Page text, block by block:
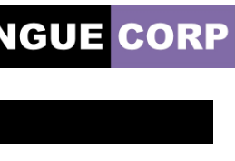
Bastringue Corp –
Musicales